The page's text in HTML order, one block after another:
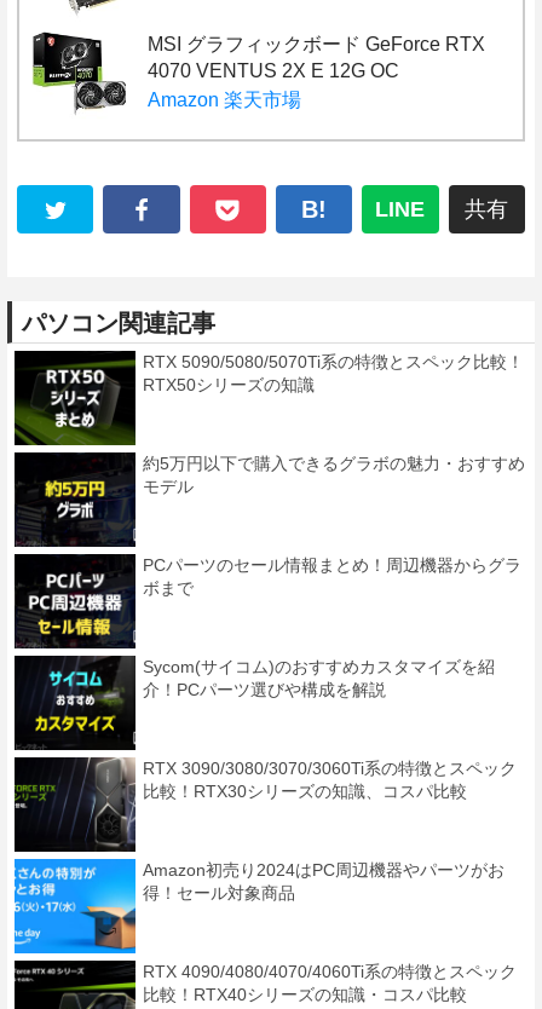
MSI グラフィックボード GeForce RTX
4070 VENTUS 2X E 12G OC
Amazon 楽天市場
B! LINE 共有
パソコン関連記事
RTX 5090/5080/5070Ti系の特徴とスペック比較！
RTX50シリーズの知識
約5万円以下で購入できるグラボの魅力・おすすめ
モデル
PCパーツのセール情報まとめ！周辺機器からグラ
ボまで
Sycom(サイコム)のおすすめカスタマイズを紹
介！PCパーツ選びや構成を解説
RTX 3090/3080/3070/3060Ti系の特徴とスペック
比較！RTX30シリーズの知識、コスパ比較
Amazon初売り2024はPC周辺機器やパーツがお
得！セール対象商品
RTX 4090/4080/4070/4060Ti系の特徴とスペック
比較！RTX40シリーズの知識・コスパ比較